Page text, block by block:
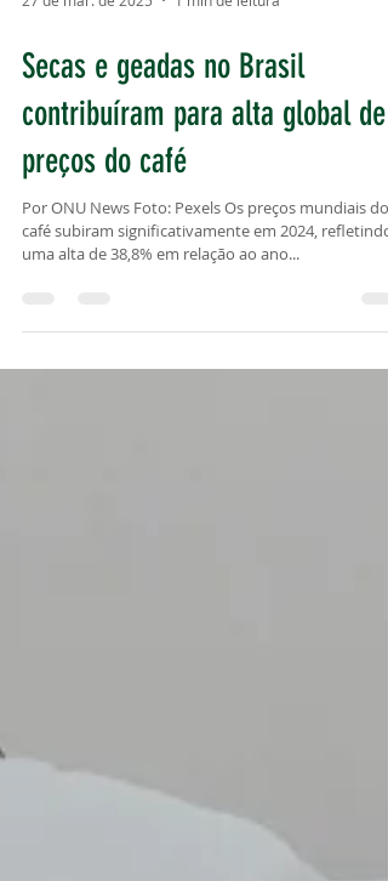
27 de mar. de 2025 1 min de leitura
Secas e geadas no Brasil
contribuíram para alta global de
preços do café
Por ONU News Foto: Pexels Os preços mundiais do